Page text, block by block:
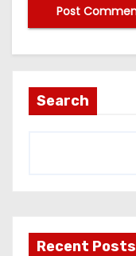
Search
Recent Posts